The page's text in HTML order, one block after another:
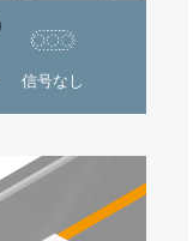
信号なし